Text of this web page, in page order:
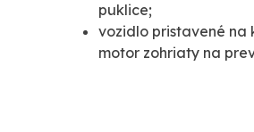
puklice;
vozidlo pristavené na
motor zohriaty na